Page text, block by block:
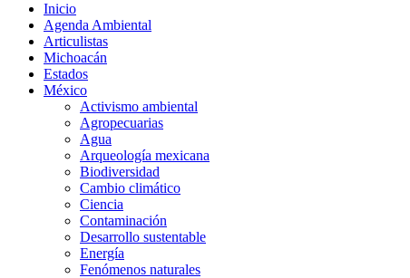
Inicio
Agenda Ambiental
Articulistas
Michoacán
Estados
México
Activismo ambiental
Agropecuarias
Agua
Arqueología mexicana
Biodiversidad
Cambio climático
Ciencia
Contaminación
Desarrollo sustentable
Energía
Fenómenos naturales